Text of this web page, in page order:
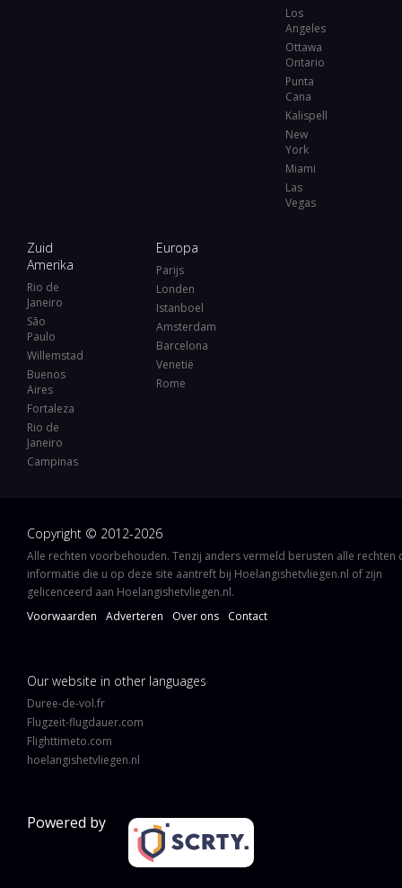
Los
Angeles
Ottawa
Ontario
Punta
Cana
Kalispell
New
York
Miami
Las
Vegas
Zuid
Amerika
Rio de
Janeiro
São
Paulo
Willemstad
Buenos
Aires
Fortaleza
Rio de
Janeiro
Campinas
Europa
Parijs
Londen
Istanboel
Amsterdam
Barcelona
Venetië
Rome
Copyright © 2012-2026
Alle rechten voorbehouden. Tenzij anders vermeld berusten alle rechten
informatie die u op deze site aantreft bij Hoelangishetvliegen.nl of zijn
gelicenceerd aan Hoelangishetvliegen.nl.
Voorwaarden
Adverteren Over ons Contact
Our website in other languages
Duree-de-vol.fr
Flugzeit-flugdauer.com
Flighttimeto.com
hoelangishetvliegen.nl
Powered by